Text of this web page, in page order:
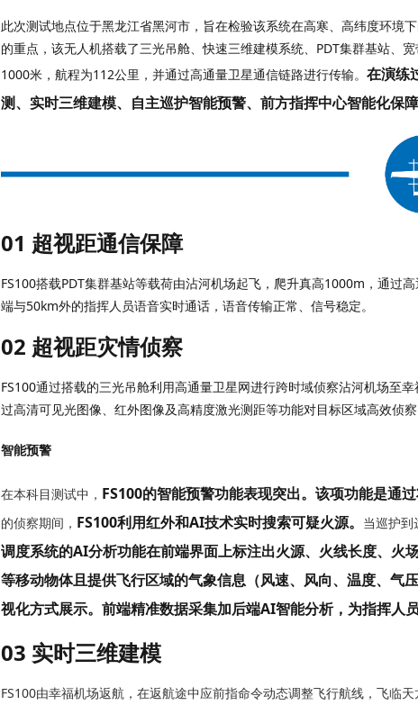
此次测试地点位于黑龙江省黑河市，旨在检验该系统在高寒、高纬度环境下的实战能力。测试期间，现场环境的最低温度接近零下20℃。为了突出测试
的重点，该无人机搭载了三光吊舱、快速三维建模系统、PDT集群基站、
1000米，航程为112公里，并通过高通量卫星通信链路进行传输。 在演练
测、实时三维建模、自主巡护智能预警、前方指挥中心智能化保
01 超视距通信保障
FS100搭载PDT集群基站等载荷由沾河机场起飞，爬升真高1000m，通过
端与50km外的指挥人员语音实时通话，语音传输正常、信号稳定。
02 超视距灾情侦察
FS100通过搭载的三光吊舱利用高通量卫星网进行跨时域侦察沾河机场至幸福机场往返112km区域，将高清1080P侦察视频实时传输至前方指挥中心，通
过高清可见光图像、红外图像及高精度激光测距等功能对目标区域高效侦察
智能预警
在本科目测试中， FS100的智能预警功能表现突出。 该项功能是通
的侦察期间， FS100利用红外和AI技术实时搜索可疑火源。 当巡护到
调度系统的AI分析功能在前端界面上标注出火源、 火线长度、火场
等移动物体且提供飞行区域的气象信息（风速、风向、温度、气
视化方式展示。 前端精准数据采集加后端AI智能分析，为指挥人
03 实时三维建模
FS100由幸福机场返航，在返航途中应前指命令动态调整飞行航线，飞临天龙山水库，由其搭载的快速三维建模载荷利用高通量卫星网和宽带自组网实时